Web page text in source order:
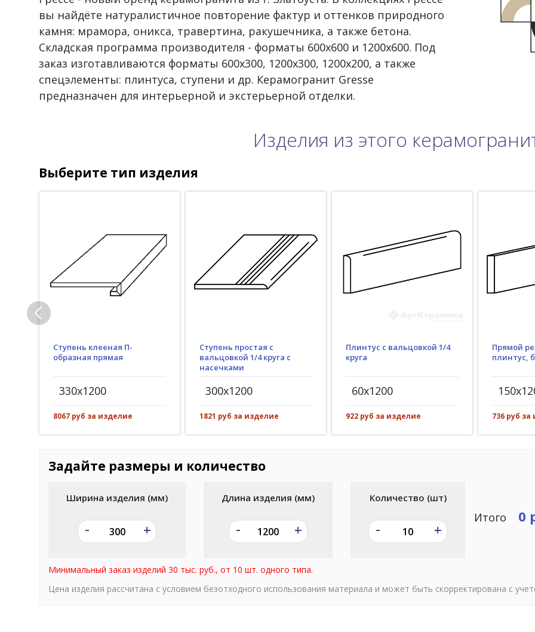
вы найдёте натуралистичное повторение фактур и оттенков природного
камня: мрамора, оникса, травертина, ракушечника, а также бетона.
Складская программа производителя - форматы 600х600 и 1200х600. Под
заказ изготавливаются форматы 600х300, 1200х300, 1200х200, а также
спецэлементы: плинтуса, ступени и др. Керамогранит Gresse
предназначен для интерьерной и экстерьерной отделки.
Изделия из этого
Выберите тип изделия
Ступень клееная П-
образная прямая
330x1200
8067 руб за изделие
Ступень простая с
вальцовкой 1/4 круга с
насечками
300x1200
1821 руб за изделие
Плинтус с вальцовкой 1/4
круга
60x1200
922 руб за изделие
Прямой
плинтус,
736 руб
Задайте размеры и количество
Ширина изделия (мм)
- +
Длина изделия (мм)
- +
Количество (шт)
- +
Итого 0
Минимальный заказ изделий 30 тыс. руб., от 10 шт. одного типа.
Цена изделия рассчитана с условием безотходного использования материала и может быть скорректирована с